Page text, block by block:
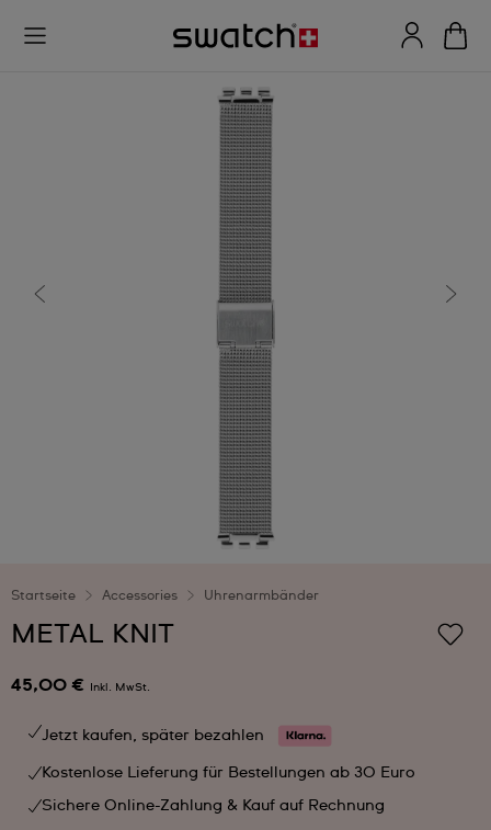
Startseite Accessories Uhrenarmbänder
METAL KNIT
45,00 € Inkl. MwSt.
Jetzt kaufen, später bezahlen
Kostenlose Lieferung für Bestellungen ab 30 Euro
Sichere Online-Zahlung & Kauf auf Rechnung